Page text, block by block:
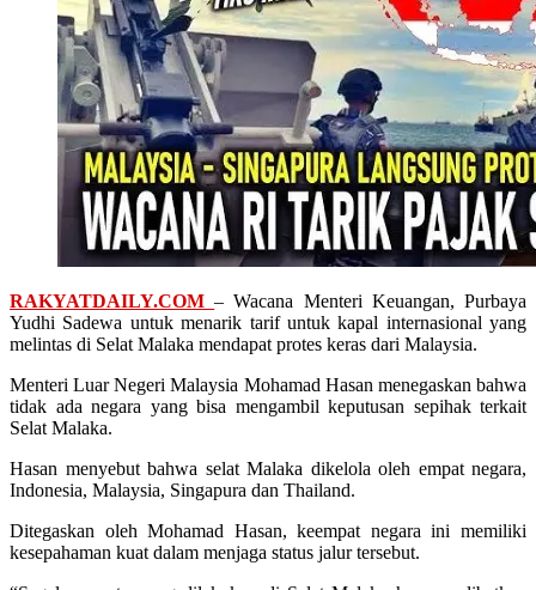
RAKYATDAILY.COM– Wacana Menteri Keuangan, Purbaya
Yudhi Sadewa untuk menarik tarif untuk kapal internasional yang
melintas di Selat Malaka mendapat protes keras dari Malaysia.
Menteri Luar Negeri Malaysia Mohamad Hasan menegaskan bahwa
tidak ada negara yang bisa mengambil keputusan sepihak terkait
Selat Malaka.
Hasan menyebut bahwa selat Malaka dikelola oleh empat negara,
Indonesia, Malaysia, Singapura dan Thailand.
Ditegaskan oleh Mohamad Hasan, keempat negara ini memiliki
kesepahaman kuat dalam menjaga status jalur tersebut.